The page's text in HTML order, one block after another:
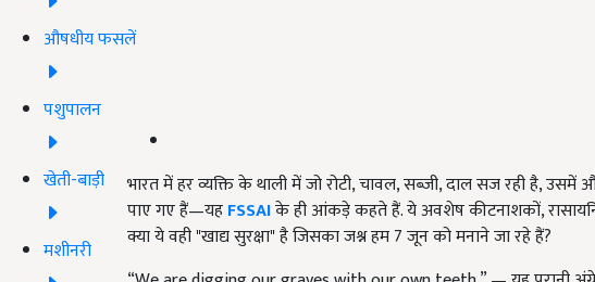
औषधीय फसलें
पशुपालन
खेती-बाड़ी
मशीनरी
भारत में हर व्यक्ति के थाली में जो रोटी, चावल, सब्ज़ी, दाल सज रही है,
पाए गए हैं—यहFSSAIके ही आंकड़े कहते हैं. ये अवशेष कीटनाशकों,
क्या ये वही "खाद्य सुरक्षा" है जिसका जश्न हम 7 जून को मनाने जा रहे हैं?